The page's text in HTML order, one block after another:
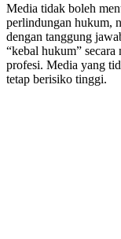
Media tidak boleh
perlindungan hukum,
dengan tanggung
“kebal hukum”
profesi. Media yang
tetap berisiko tinggi.